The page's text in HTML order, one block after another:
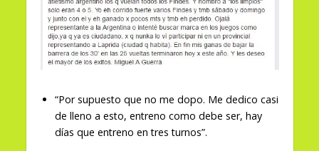
“Por supuesto que no me dopo. Me dedico casi
de lleno a esto, entreno como debe ser, hay
días que entreno en tres turnos”.